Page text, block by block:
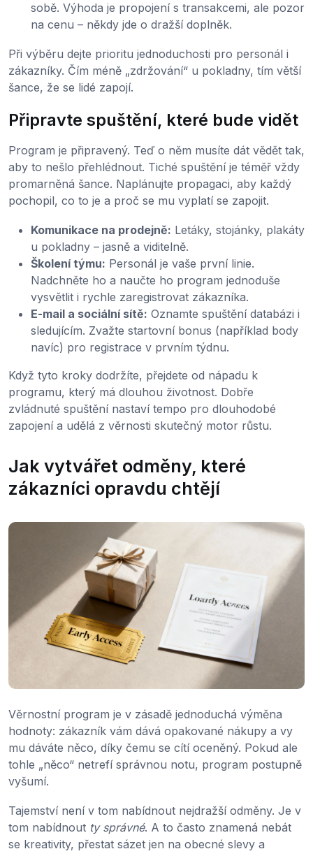
sobě. Výhoda je propojení s transakcemi, ale pozor
na cenu – někdy jde o dražší doplněk.
Při výběru dejte prioritu jednoduchosti pro personál i
zákazníky. Čím méně „zdržování“ u pokladny, tím větší
šance, že se lidé zapojí.
Připravte spuštění, které bude vidět
Program je připravený. Teď o něm musíte dát vědět tak,
aby to nešlo přehlédnout. Tiché spuštění je téměř vždy
promarněná šance. Naplánujte propagaci, aby každý
pochopil, co to je a proč se mu vyplatí se zapojit.
Komunikace na prodejně: Letáky, stojánky, plakáty
u pokladny – jasně a viditelně.
Školení týmu: Personál je vaše první linie.
Nadchněte ho a naučte ho program jednoduše
vysvětlit i rychle zaregistrovat zákazníka.
E-mail a sociální sítě: Oznamte spuštění databázi i
sledujícím. Zvažte startovní bonus (například body
navíc) pro registrace v prvním týdnu.
Když tyto kroky dodržíte, přejdete od nápadu k
programu, který má dlouhou životnost. Dobře
zvládnuté spuštění nastaví tempo pro dlouhodobé
zapojení a udělá z věrnosti skutečný motor růstu.
Jak vytvářet odměny, které
zákazníci opravdu chtějí
Věrnostní program je v zásadě jednoduchá výměna
hodnoty: zákazník vám dává opakované nákupy a vy
mu dáváte něco, díky čemu se cítí oceněný. Pokud ale
tohle „něco“ netrefí správnou notu, program postupně
vyšumí.
Tajemství není v tom nabídnout nejdražší odměny. Je v
tom nabídnout ty správné. A to často znamená nebát
se kreativity, přestat sázet jen na obecné slevy a